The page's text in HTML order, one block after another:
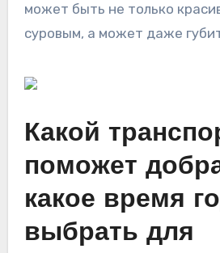
может быть не только
суровым, а может даже
Какой
поможет
какое время
выбрать для